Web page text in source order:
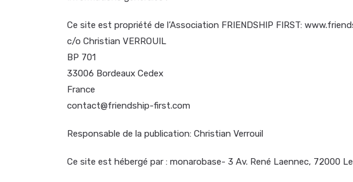
Ce site est propriété de l’Association FRIENDSHIP FIRST:
c/o Christian VERROUIL
BP 701
33006 Bordeaux Cedex
France
contact@friendship-first.com
Responsable de la publication: Christian Verrouil
Ce site est hébergé par : monarobase- 3 Av. René Laennec, 72000